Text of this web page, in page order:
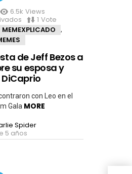
6.5k Views
en
La
divertida
respuesta
de
Jeff
Bezos
a
los
memes
sobre
su
y
Leonardo
DiCaprio
1 Vote
MEMEXPLICADO ,
de Jeff Bezos a
su esposa y
con Leo en el
Gala MORE
Spider
5 años